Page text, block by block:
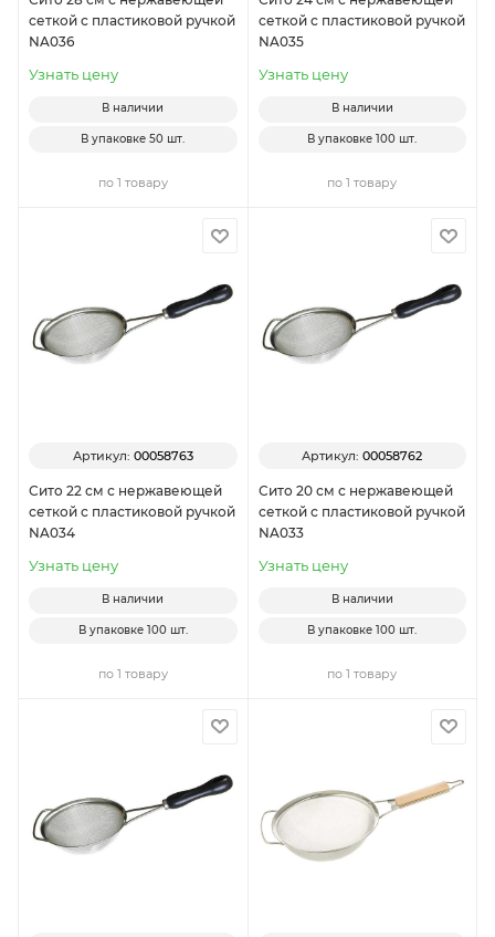
сеткой с пластиковой ручкой
NA036
Узнать цену
В наличии
В упаковке50 шт.
по 1 товару
сеткой с пластиковой ручкой
NA035
Узнать цену
В наличии
В упаковке100 шт.
по 1 товару
Артикул: 00058763
Сито 22 см с нержавеющей
сеткой с пластиковой ручкой
NA034
Узнать цену
В наличии
В упаковке 100 шт.
по 1 товару
Артикул:00058762
Сито 20 см с нержавеющей
сеткой с пластиковой ручкой
NA033
Узнать цену
В наличии
В упаковке100 шт.
по 1 товару